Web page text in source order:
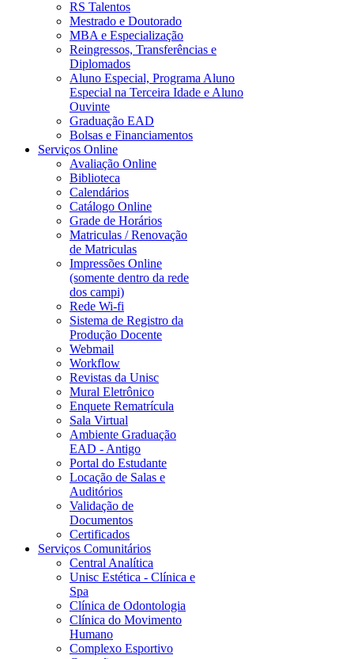
RS Talentos
Mestrado e Doutorado
MBA e Especialização
Reingressos, Transferências e
Diplomados
Aluno Especial, Programa Aluno
Especial na Terceira Idade e Aluno
Ouvinte
Graduação EAD
Bolsas e Financiamentos
Serviços Online
Avaliação Online
Biblioteca
Calendários
Catálogo Online
Grade de Horários
Matriculas / Renovação
de Matriculas
Impressões Online
(somente dentro da rede
dos campi)
Rede Wi-fi
Sistema de Registro da
Produção Docente
Webmail
Workflow
Revistas da Unisc
Mural Eletrônico
Enquete Rematrícula
Sala Virtual
Ambiente Graduação
EAD - Antigo
Portal do Estudante
Locação de Salas e
Auditórios
Validação de
Documentos
Certificados
Serviços Comunitários
Central Analítica
Unisc Estética - Clínica e
Spa
Clínica de Odontologia
Clínica do Movimento
Humano
Complexo Esportivo